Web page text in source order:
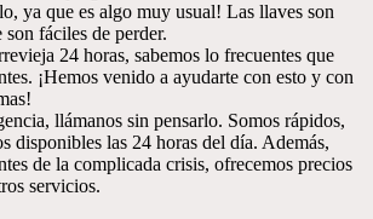
ya que es algo muy usual! Las llaves son
fáciles de perder.
24 horas, sabemos lo frecuentes que
¡Hemos venido a ayudarte con esto y con
llámanos sin pensarlo. Somos rápidos,
disponibles las 24 horas del día. Además,
de la complicada crisis, ofrecemos precios
servicios.